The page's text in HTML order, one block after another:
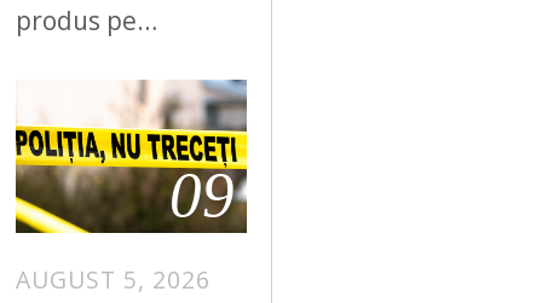
produs pe…
09
AUGUST 5, 2026